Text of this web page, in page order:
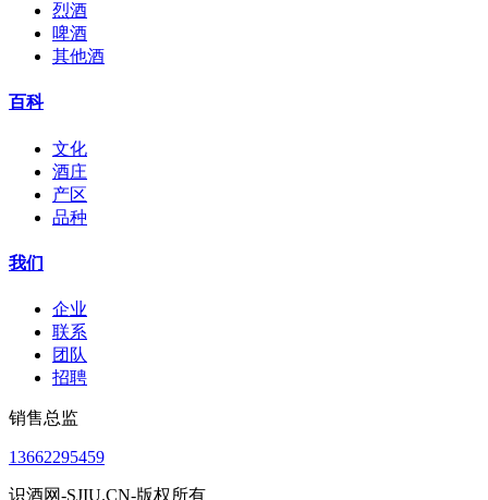
烈酒
啤酒
其他酒
百科
文化
酒庄
产区
品种
我们
企业
联系
团队
招聘
销售总监
13662295459
识酒网-SJIU.CN-版权所有